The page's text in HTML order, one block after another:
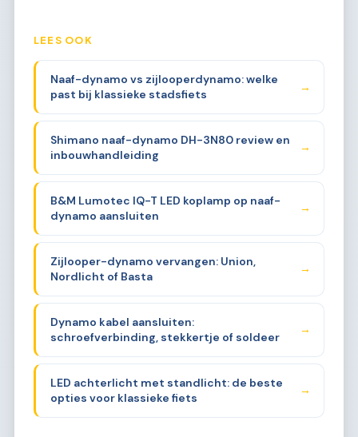
LEES OOK
Naaf-dynamo vs zijlooperdynamo: welke
past bij klassieke stadsfiets
→
Shimano naaf-dynamo DH-3N80 review en
inbouwhandleiding
→
B&M Lumotec IQ-T LED koplamp op naaf-
dynamo aansluiten
→
Zijlooper-dynamo vervangen: Union,
Nordlicht of Basta
→
Dynamo kabel aansluiten:
schroefverbinding, stekkertje of soldeer
→
LED achterlicht met standlicht: de beste
opties voor klassieke fiets
→